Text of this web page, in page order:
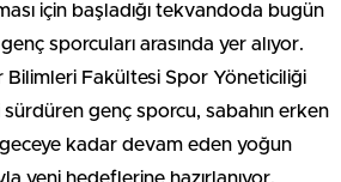
için başladığı tekvandoda bugün
sporcuları arasında yer alıyor.
Bilimleri Fakültesi Spor Yöneticiliği
genç sporcu, sabahın erken
kadar devam eden yoğun